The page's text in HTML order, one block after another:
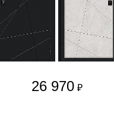
26 970 ₽